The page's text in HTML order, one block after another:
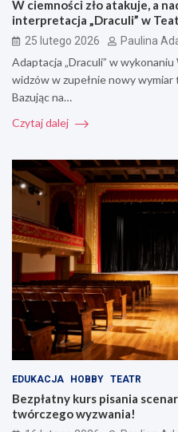
W ciemności zło atakuje, a
interpretacja „Draculi” w
25 lutego 2026 Paulina
Adaptacja „Draculi” w
widzów w zupełnie nowy
Bazując na…
Czytaj dalej
EDUKACJA HOBBY TEATR
Bezpłatny kurs pisania
twórczego wyzwania!